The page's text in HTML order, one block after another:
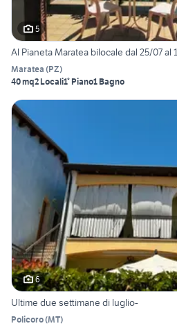
5
Al Pianeta Maratea bilocale dal 25/07 al
Maratea (PZ)
40 mq2 Locali1° Piano1 Bagno
6
Ultime due settimane di luglio-
Policoro(MT)